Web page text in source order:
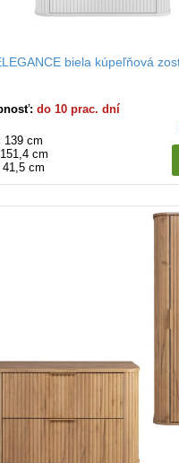
biela kúpeľňová
do 10 prac. dní
139 cm
151,4 cm
41,5 cm